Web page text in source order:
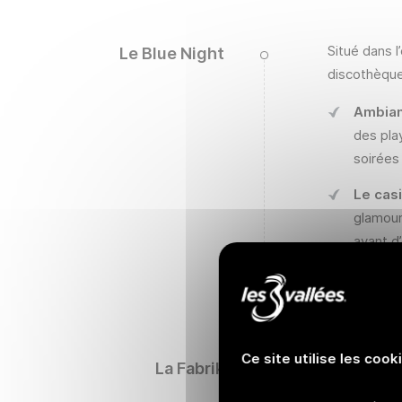
Le Blue Night
Situé dans
des
Le
avant
La Fabrik
La Fabrik
Ce site utilise les